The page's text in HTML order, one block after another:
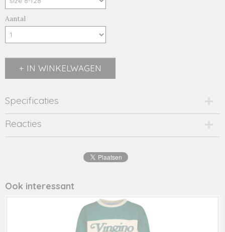
Aantal
IN WINKELWAGEN
Specificaties
Productcode
AW24KBN34010
Reacties
Ook interessant